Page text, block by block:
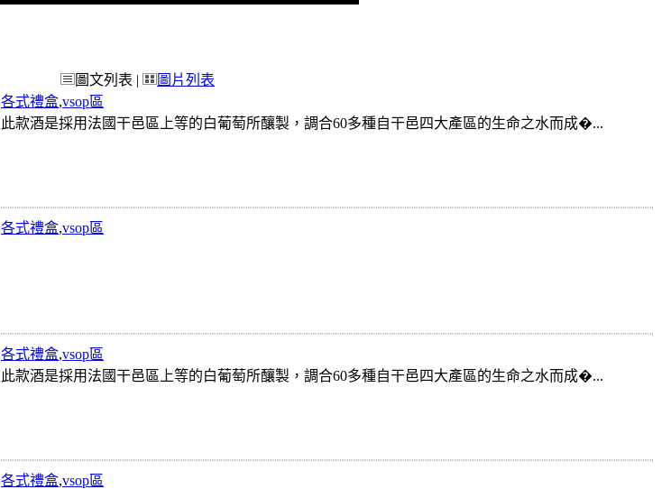
圖文列表 |
圖片列表
各式禮盒,vsop區
此款酒是採用法國干邑區上等的白葡萄所釀製，調合60多種自干邑四大產區的生命之水而成�...
各式禮盒,vsop區
各式禮盒,vsop區
此款酒是採用法國干邑區上等的白葡萄所釀製，調合60多種自干邑四大產區的生命之水而成�...
各式禮盒,vsop區